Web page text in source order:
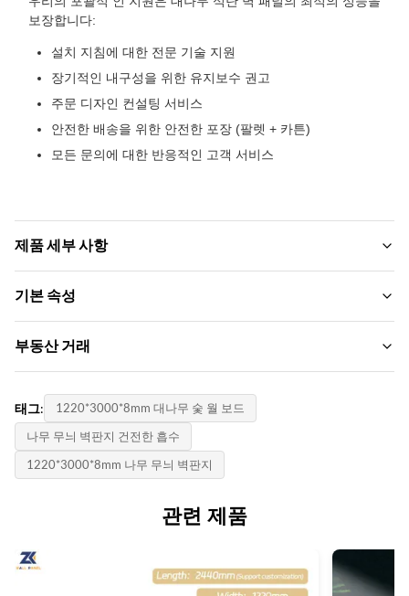
보장합니다:
설치 지침에 대한 전문 기술 지원
장기적인 내구성을 위한 유지보수 권고
주문 디자인 컨설팅 서비스
안전한 배송을 위한 안전한 포장 (팔렛 + 카튼)
모든 문의에 대한 반응적인 고객 서비스
제품 세부 사항
Width:
Color:
맞춤형
Fire Rating:
레벨 b
Style:
2.44/ 2.6/ 2.8/ 3/ 3.2/ 3.4/ 3.6 m 또는 맞춤형
기본 속성
브랜드 이름:
제품 모델:
맞춤형
인증서:
ISO9001
부동산 거래
1000 사진
단가:
$20-$40 /pic
태그:
1220*3000*8mm 대나무 숯 월 보드
나무 무늬 벽판지 건전한 흡수
1220*3000*8mm 나무 무늬 벽판지
관련 제품